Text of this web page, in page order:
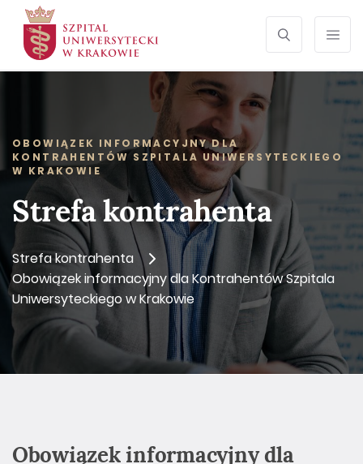
Otwórz
SZUKAJ
OBOWIĄZEK INFORMACYJNY DLA
KONTRAHENTÓW SZPITALA UNIWERSYTECKIEGO
W KRAKOWIE
Strefa kontrahenta
Strefa kontrahenta
Obowiązek informacyjny dla Kontrahentów Szpitala
Uniwersyteckiego w Krakowie
Obowiązek informacyjny dla